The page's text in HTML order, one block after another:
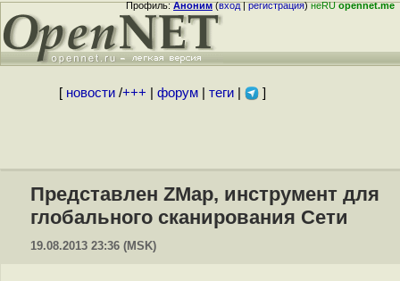
Профиль:Аноним(вход|регистрация)неRUopennet.me
[ новости/+++ форум| теги| ]
Представлен ZMap, инструмент для
глобального сканирования Сети
19.08.2013 23:36 (MSK)